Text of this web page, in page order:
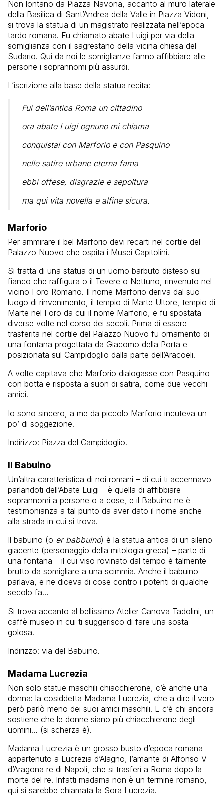
Non lontano da Piazza Navona, accanto al muro laterale
della Basilica di Sant’Andrea della Valle in Piazza Vidoni,
si trova la statua di un magistrato realizzata nell’epoca
tardo romana. Fu chiamato abate Luigi per via della
somiglianza con il sagrestano della vicina chiesa del
Sudario. Qui da noi le somiglianze fanno affibbiare alle
persone i soprannomi più assurdi.
L’iscrizione alla base della statua recita:
Fui dell’antica Roma un cittadino
ora abate Luigi ognuno mi chiama
conquistai con Marforio e con Pasquino
nelle satire urbane eterna fama
ebbi offese, disgrazie e sepoltura
ma qui vita novella e alfine sicura.
Marforio
Per ammirare il bel Marforio devi recarti nel cortile del
Palazzo Nuovo che ospita i Musei Capitolini.
Si tratta di una statua di un uomo barbuto disteso sul
fianco che raffigura o il Tevere o Nettuno, rinvenuto nel
vicino Foro Romano. Il nome Marforio deriva dal suo
luogo di rinvenimento, il tempio di Marte Ultore, tempio di
Marte nel Foro da cui il nome Marforio, e fu spostata
diverse volte nel corso dei secoli. Prima di essere
trasferita nel cortile del Palazzo Nuovo fu ornamento di
una fontana progettata da Giacomo della Porta e
posizionata sul Campidoglio dalla parte dell’Aracoeli.
A volte capitava che Marforio dialogasse con Pasquino
con botta e risposta a suon di satira, come due vecchi
amici.
Io sono sincero, a me da piccolo Marforio incuteva un
po’ di soggezione.
Indirizzo: Piazza del Campidoglio.
Il Babuino
Un’altra caratteristica di noi romani – di cui ti accennavo
parlandoti dell’Abate Luigi – è quella di affibbiare
soprannomi a persone o a cose, e il Babuino ne è
testimonianza a tal punto da aver dato il nome anche
alla strada in cui si trova.
Il babuino (o er babbuino) è la statua antica di un sileno
giacente (personaggio della mitologia greca) – parte di
una fontana – il cui viso rovinato dal tempo è talmente
brutto da somigliare a una scimmia. Anche il babuino
parlava, e ne diceva di cose contro i potenti di qualche
secolo fa…
Si trova accanto al bellissimo Atelier Canova Tadolini, un
caffè museo in cui ti suggerisco di fare una sosta
golosa.
Indirizzo: via del Babuino.
Madama Lucrezia
Non solo statue maschili chiacchierone, c’è anche una
donna: la cosiddetta Madama Lucrezia, che a dire il vero
però parlò meno dei suoi amici maschili. E c’è chi ancora
sostiene che le donne siano più chiacchierone degli
uomini… (si scherza è).
Madama Lucrezia è un grosso busto d’epoca romana
appartenuto a Lucrezia d’Alagno, l’amante di Alfonso V
d’Aragona re di Napoli, che si trasferì a Roma dopo la
morte del re. Infatti madama non è un termine romano,
qui si sarebbe chiamata la Sora Lucrezia.